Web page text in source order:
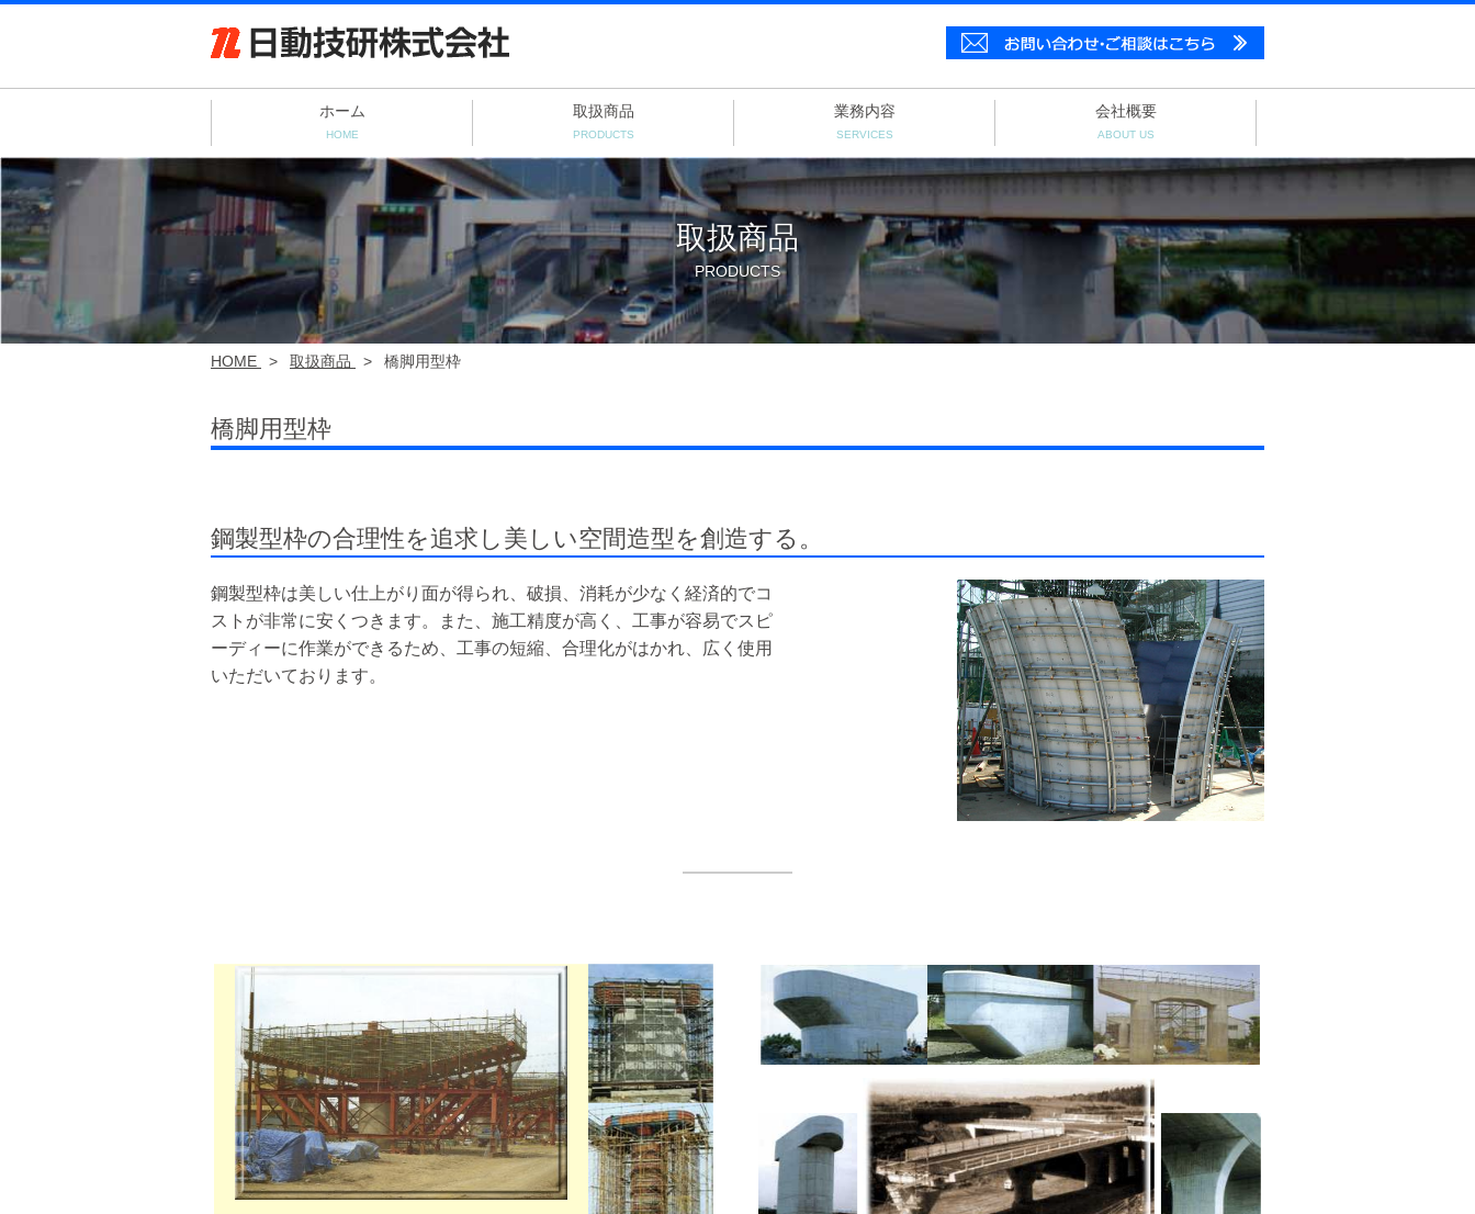
ホーム
HOME
取扱商品
PRODUCTS
業務内容
SERVICES
会社概要
ABOUT US
取扱商品
PRODUCTS
HOME > 取扱商品 > 橋脚用型枠
橋脚用型枠
鋼製型枠の合理性を追求し美しい空間造型を創造する。
鋼製型枠は美しい仕上がり面が得られ、破損、消耗が少なく経済的でコ
ストが非常に安くつきます。また、施工精度が高く、工事が容易でスピ
ーディーに作業ができるため、工事の短縮、合理化がはかれ、広く使用
いただいております。